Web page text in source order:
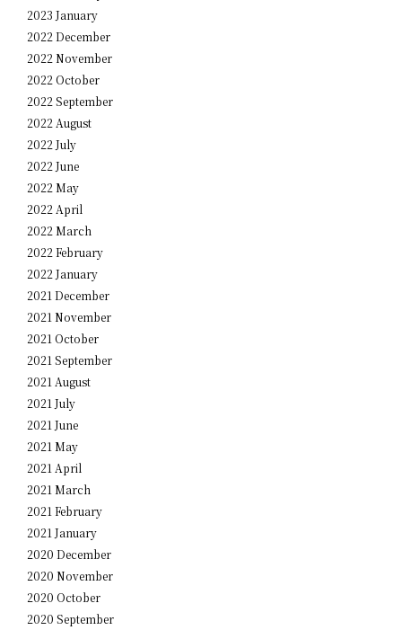
2023 January
2022 December
2022 November
2022 October
2022 September
2022 August
2022 July
2022 June
2022 May
2022 April
2022 March
2022 February
2022 January
2021 December
2021 November
2021 October
2021 September
2021 August
2021 July
2021 June
2021 May
2021 April
2021 March
2021 February
2021 January
2020 December
2020 November
2020 October
2020 September